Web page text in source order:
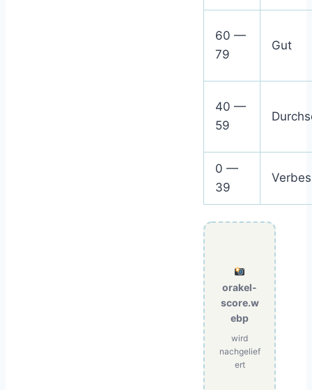
60 —
79
Gut
40 —
59
0 —
39
orakel-
score.w
ebp
wird
nachgelief
ert